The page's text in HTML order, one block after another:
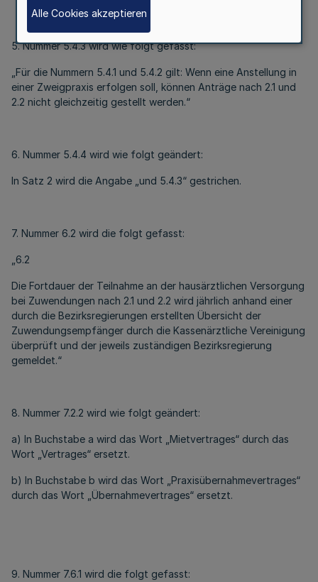
5. Nummer 5.4.3 wird wie folgt gefasst:
„Für die Nummern 5.4.1 und 5.4.2 gilt: Wenn eine Anstellung in
einer Zweigpraxis erfolgen soll, können Anträge nach 2.1 und
2.2 nicht gleichzeitig gestellt werden.“
6. Nummer 5.4.4 wird wie folgt geändert:
In Satz 2 wird die Angabe „und 5.4.3“ gestrichen.
7. Nummer 6.2 wird die folgt gefasst:
„6.2
Die Fortdauer der Teilnahme an der hausärztlichen Versorgung
bei Zuwendungen nach 2.1 und 2.2 wird jährlich anhand einer
durch die Bezirksregierungen erstellten Übersicht der
Zuwendungsempfänger durch die Kassenärztliche Vereinigung
überprüft und der jeweils zuständigen Bezirksregierung
gemeldet.“
8. Nummer 7.2.2 wird wie folgt geändert:
a) In Buchstabe a wird das Wort „Mietvertrages“ durch das
Wort „Vertrages“ ersetzt.
b) In Buchstabe b wird das Wort „Praxisübernahmevertrages“
durch das Wort „Übernahmevertrages“ ersetzt.
9. Nummer 7.6.1 wird die folgt gefasst:
Alle Cookies akzeptieren